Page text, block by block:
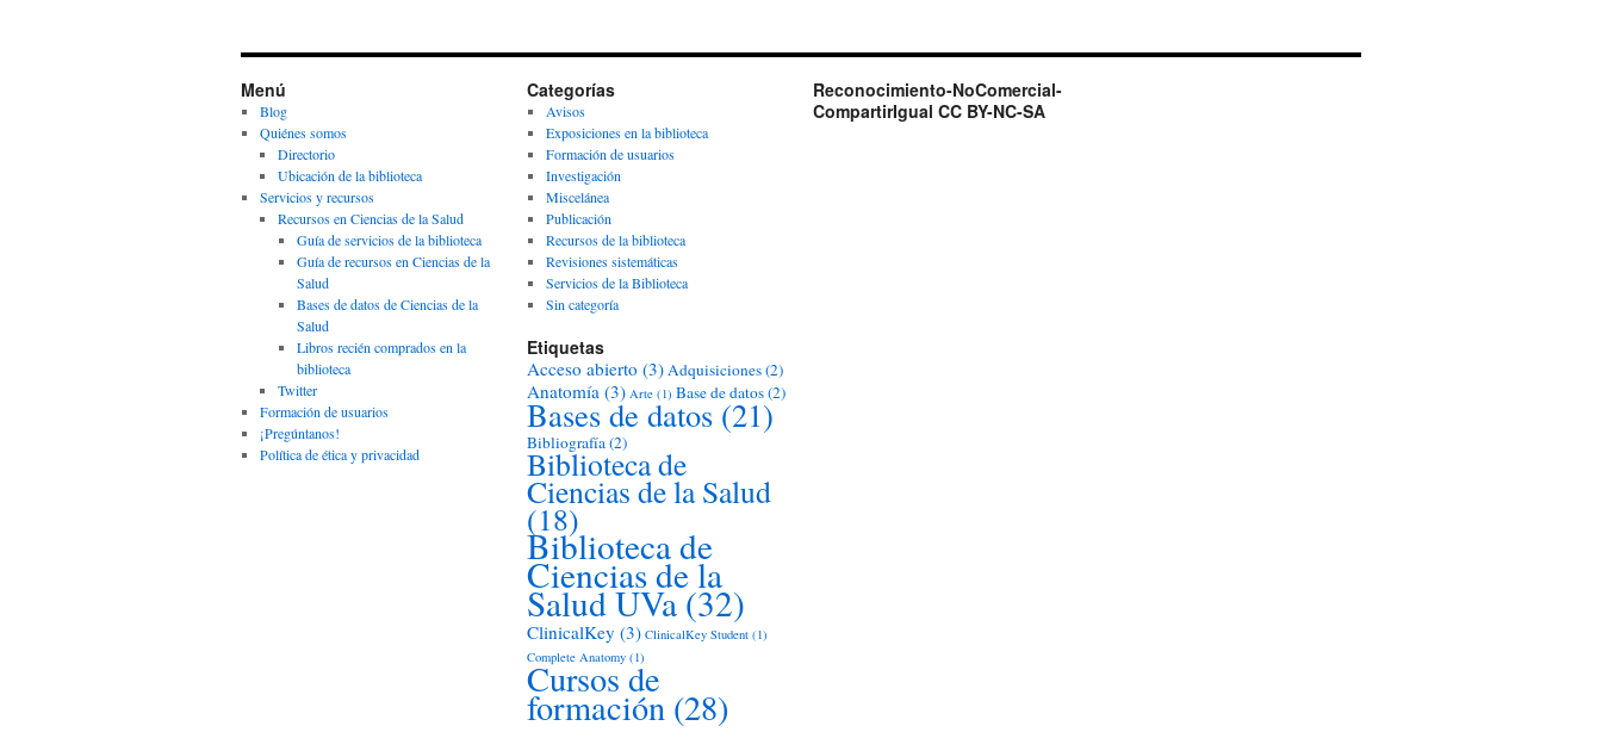
Menú
Blog
Quiénes somos
Directorio
Ubicación de la biblioteca
Servicios y recursos
Recursos en Ciencias de la Salud
Guía de servicios de la biblioteca
Guía de recursos en Ciencias de la
Salud
Bases de datos de Ciencias de la
Salud
Libros recién comprados en la
biblioteca
Twitter
Formación de usuarios
¡Pregúntanos!
Política de ética y privacidad
Categorías
Avisos
Exposiciones en la biblioteca
Formación de usuarios
Investigación
Miscelánea
Publicación
Recursos de la biblioteca
Revisiones sistemáticas
Servicios de la Biblioteca
Sin categoría
Etiquetas
Acceso abierto (3)Adquisiciones(2)
Anatomía (3) Arte (1) Base de datos(2)
Bases de datos (21)
Bibliografía(2)
Biblioteca de
Ciencias de la Salud
(18)
Biblioteca de
Ciencias de la
Salud UVa(32)
ClinicalKey (3) ClinicalKey Student (1)
Complete Anatomy (1)
Cursos de
formación (28)
Reconocimiento-NoComercial-
CompartirIgual CC BY-NC-SA